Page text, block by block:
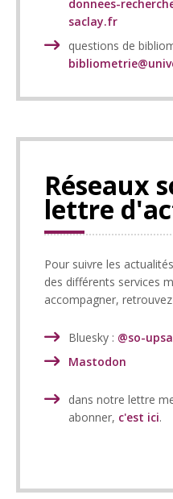
donnees-
saclay.fr
questions de
Réseaux
lettre
Pour suivre les
des différents services
accompagner,
Bluesky : @so-
Mastodon
dans notre lettre
abonner, c'est ici.